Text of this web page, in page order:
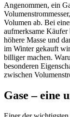
Angenommen, ein
Volumen ab. Bei
aufmerksame Käufer
höhere Masse und
im Winter gekauft
billiger machen.
besonderen
zwischen
Gase – eine